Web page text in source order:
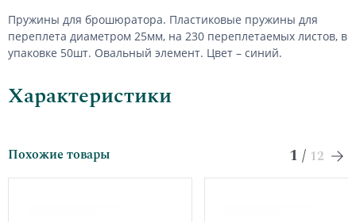
Пружины для брошюратора. Пластиковые пружины для
переплета диаметром 25мм, на 230 переплетаемых листов, в
упаковке 50шт. Овальный элемент. Цвет – синий.
Характеристики
Похожие товары 1 / 12